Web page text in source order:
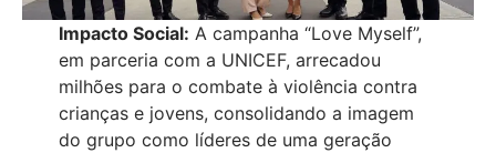
Impacto Social: A campanha “Love Myself”,
em parceria com a UNICEF, arrecadou
milhões para o combate à violência contra
crianças e jovens, consolidando a imagem
do grupo como líderes de uma geração